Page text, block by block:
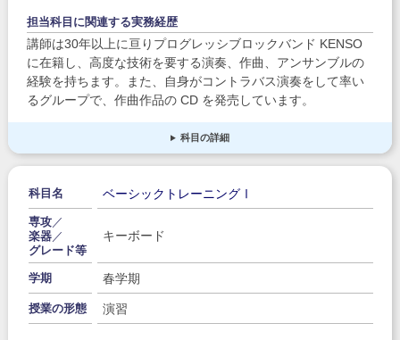
担当科目に関連する実務経歴
講師は30年以上に亘りプログレッシブロックバンド KENSO
に在籍し、高度な技術を要する演奏、作曲、アンサンブルの
経験を持ちます。また、自身がコントラバス演奏をして率い
るグループで、作曲作品の CD を発売しています。
科目の詳細
科目名 ベーシックトレーニングⅠ
専攻／
楽器／
グレード等
キーボード
学期 春学期
授業の形態 演習